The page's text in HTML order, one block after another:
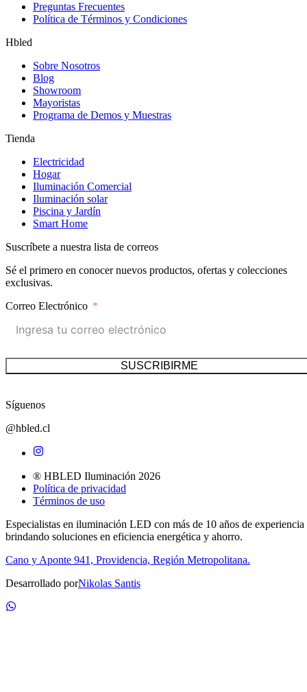
Preguntas Frecuentes
Política de Términos y Condiciones
Hbled
Sobre Nosotros
Blog
Showroom
Mayoristas
Programa de Demos y Muestras
Tienda
Electricidad
Hogar
Iluminación Comercial
Iluminación solar
Piscina y Jardín
Smart Home
Suscríbete a nuestra lista de correos
Sé el primero en conocer nuevos productos, ofertas y colecciones
exclusivas.
Correo Electrónico
SUSCRIBIRME
Síguenos
@hbled.cl
® HBLED Iluminación 2026
Política de privacidad
Términos de uso
Especialistas en iluminación LED con más de 10 años de experiencia
brindando soluciones en eficiencia energética y ahorro.
Cano y Aponte 941, Providencia, Región Metropolitana.
Desarrollado porNikolas Santis